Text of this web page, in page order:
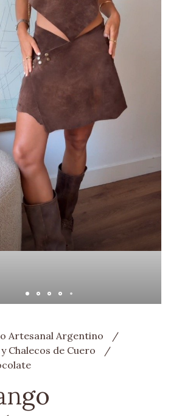
Artesanal Argentino
Chalecos de Cuero